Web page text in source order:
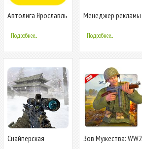
Автолига Ярославль
Подробнее...
Менеджер рекламы
Подробнее...
Снайперская
Зов Мужества: WW2